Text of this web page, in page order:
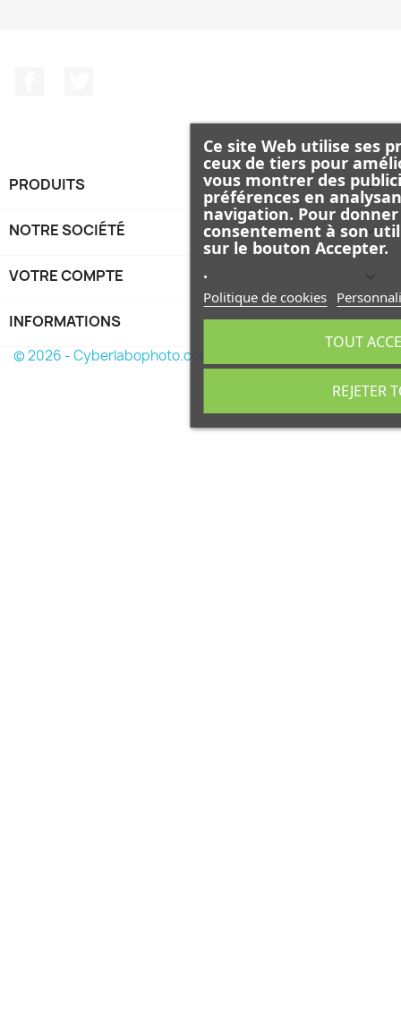
Ce site Web utilise ses
ceux de tiers pour
vous montrer des
préférences en
navigation. Pour
consentement à son
sur le bouton Accepter.
.
Politique de cookies
REJETER
TOUT
PRODUITS 
NOTRE SOCIÉTÉ 
VOTRE COMPTE
INFORMATIONS keyboard_arrow_down
© 2026 - Cyberlabophoto.com